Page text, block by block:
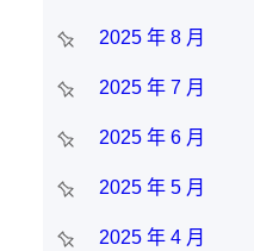
2025 年 8 月
2025 年 7 月
2025 年 6 月
2025 年 5 月
2025 年 4 月